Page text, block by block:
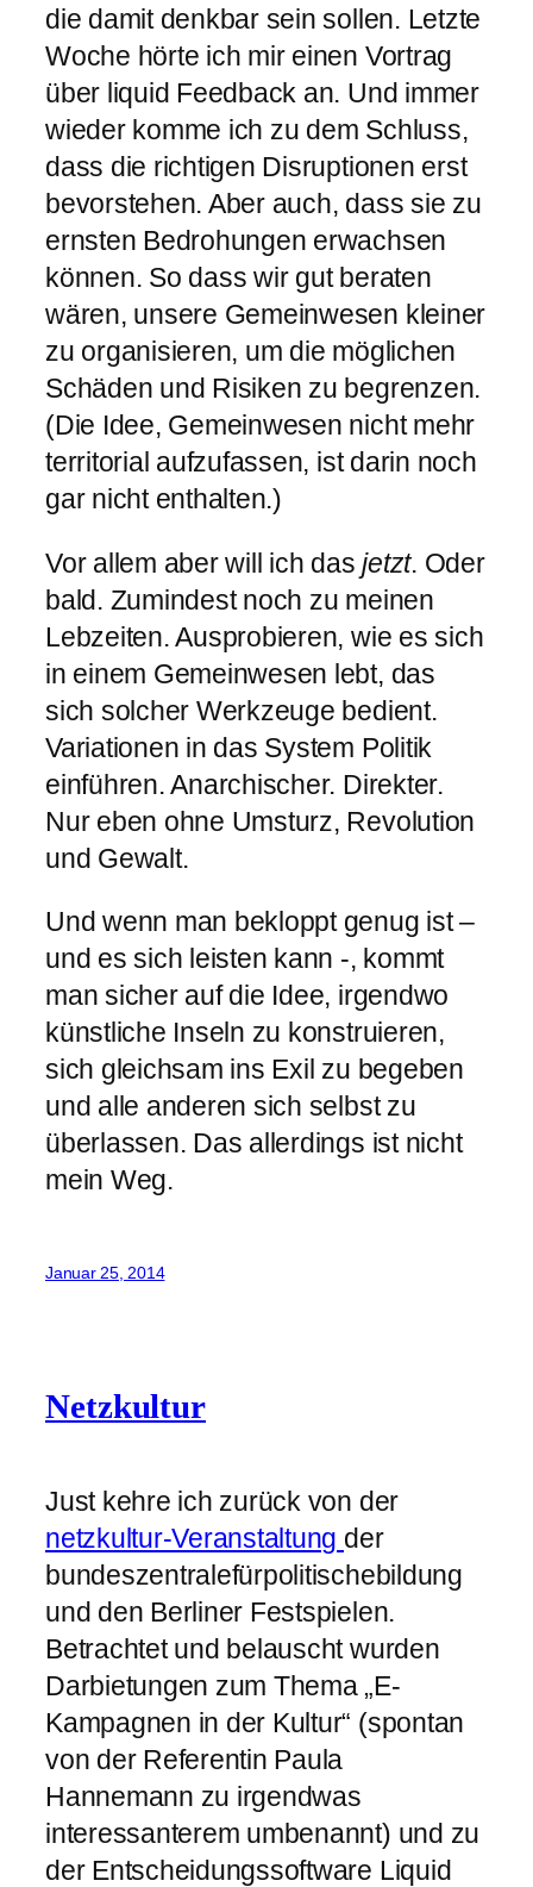
die damit denkbar sein sollen. Letzte
Woche hörte ich mir einen Vortrag
über liquid Feedback an. Und immer
wieder komme ich zu dem Schluss,
dass die richtigen Disruptionen erst
bevorstehen. Aber auch, dass sie zu
ernsten Bedrohungen erwachsen
können. So dass wir gut beraten
wären, unsere Gemeinwesen kleiner
zu organisieren, um die möglichen
Schäden und Risiken zu begrenzen.
(Die Idee, Gemeinwesen nicht mehr
territorial aufzufassen, ist darin noch
gar nicht enthalten.)
Vor allem aber will ich dasjetzt. Oder
bald. Zumindest noch zu meinen
Lebzeiten. Ausprobieren, wie es sich
in einem Gemeinwesen lebt, das
sich solcher Werkzeuge bedient.
Variationen in das System Politik
einführen. Anarchischer. Direkter.
Nur eben ohne Umsturz, Revolution
und Gewalt.
Und wenn man bekloppt genug ist –
und es sich leisten kann -, kommt
man sicher auf die Idee, irgendwo
künstliche Inseln zu konstruieren,
sich gleichsam ins Exil zu begeben
und alle anderen sich selbst zu
überlassen. Das allerdings ist nicht
mein Weg.
Januar 25, 2014
Netzkultur
Just kehre ich zurück von der
netzkultur-Veranstaltung der
bundeszentralefürpolitischebildung
und den Berliner Festspielen.
Betrachtet und belauscht wurden
Darbietungen zum Thema „E-
Kampagnen in der Kultur“ (spontan
von der Referentin Paula
Hannemann zu irgendwas
interessanterem umbenannt) und zu
der Entscheidungssoftware Liquid